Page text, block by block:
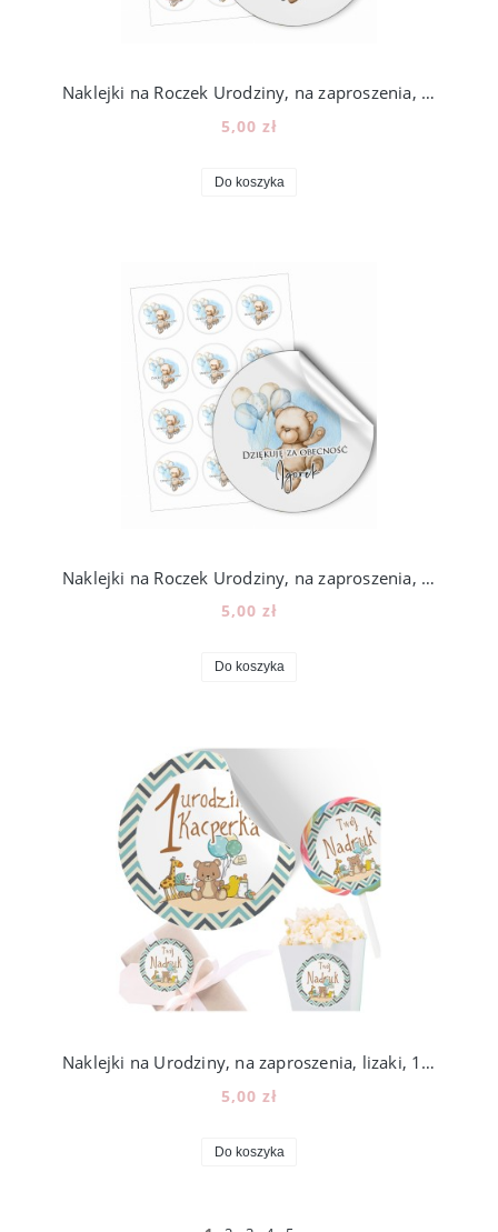
Naklejki na Roczek Urodziny, na zaproszenia, lizaki, miód, 12szt, 202_5
5,00 zł
Do koszyka
Naklejki na Roczek Urodziny, na zaproszenia, lizaki, miód, 12szt, 202_6
5,00 zł
Do koszyka
Naklejki na Urodziny, na zaproszenia, lizaki, 12szt [A016]
5,00 zł
Do koszyka